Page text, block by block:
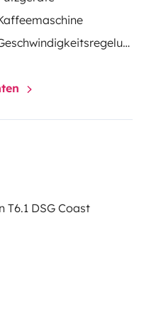
: 8€Véhicule à
possible sur
Geschwindigkeitsregelung
DSG Coast